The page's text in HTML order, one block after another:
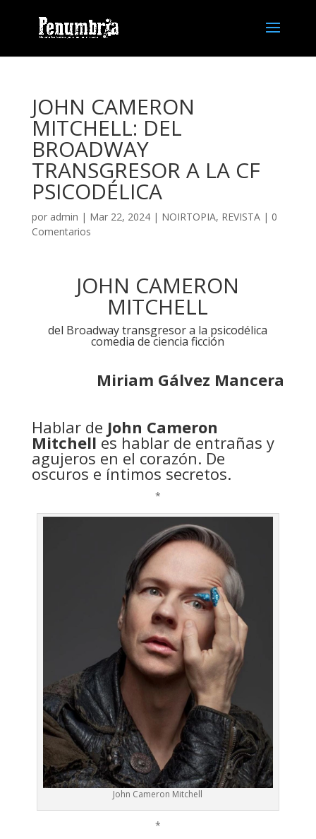
JOHN CAMERON
MITCHELL: DEL
BROADWAY
TRANSGRESOR A LA CF
PSICODÉLICA
por admin | Mar 22, 2024 | NOIRTOPIA, REVISTA| 0
Comentarios
JOHN CAMERON
MITCHELL
del Broadway transgresor a la psicodélica
comedia de ciencia ficción
Miriam Gálvez Mancera
Hablar de John Cameron
Mitchell es hablar de entrañas y
agujeros en el corazón. De
oscuros e íntimos secretos.
*
John Cameron Mitchell
*